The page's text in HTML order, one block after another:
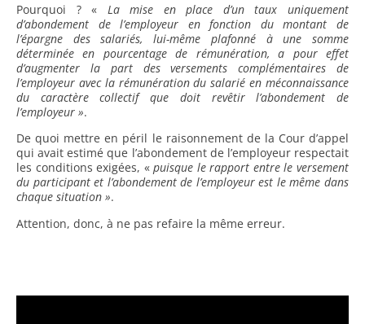
Pourquoi ? « La mise en place d’un taux uniquement
d’abondement de l’employeur en fonction du montant de
l’épargne des salariés, lui-même plafonné à une somme
déterminée en pourcentage de rémunération, a pour effet
d’augmenter la part des versements complémentaires de
l’employeur avec la rémunération du salarié en méconnaissance
du caractère collectif que doit revêtir l’abondement de
l’employeur ».
De quoi mettre en péril le raisonnement de la Cour d’appel
qui avait estimé que l’abondement de l’employeur respectait
les conditions exigées, «puisque le rapport entre le versement
du participant et l’abondement de l’employeur est le même dans
chaque situation ».
Attention, donc, à ne pas refaire la même erreur.